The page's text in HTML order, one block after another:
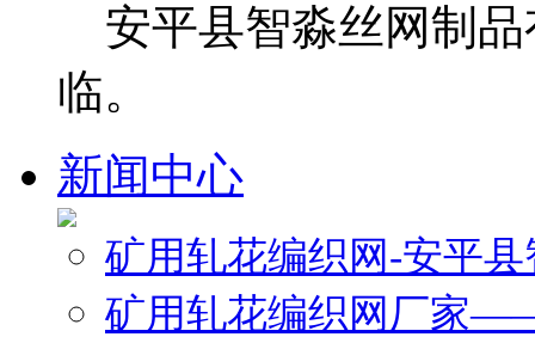
安平县智淼丝网制品
临。
新闻中心
矿用轧花编织网-安平
矿用轧花编织网厂家